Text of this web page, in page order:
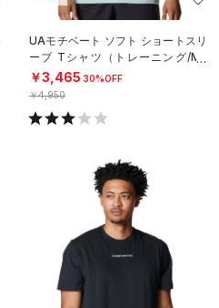
UAモチベート ソフト ショートスリ
ーブ Tシャツ（トレーニング/ME
N）
￥3,465 30%OFF
￥4,950